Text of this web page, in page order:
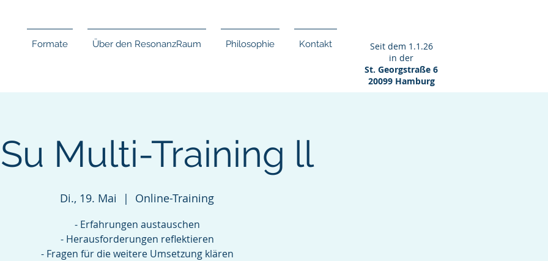
Formate Über den ResonanzRaum Philosophie Kontakt
Seit dem 1.1.26
in der
St. Georgstraße 6
20099 Hamburg
Multi-Training ll
Di., 19. Mai
  |
Online-Training
- Erfahrungen austauschen
- Herausforderungen reflektieren
- Fragen für die weitere Umsetzung klären